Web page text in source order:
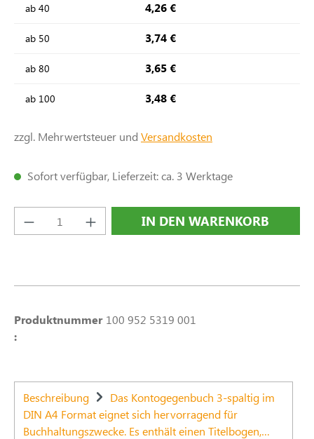
ab 40 4,26 €
ab 50 3,74 €
ab 80 3,65 €
ab 100 3,48 €
zzgl. Mehrwertsteuer und Versandkosten
Sofort verfügbar, Lieferzeit: ca. 3 Werktage
Produkt Anzahl: Gib den gewünschten
IN DEN WARENKORB
Produktnummer
:
100 952 5319 001
Beschreibung
Das Kontogegenbuch 3-spaltig im
DIN A4 Format eignet sich hervorragend für
Buchhaltungszwecke. Es enthält einen Titelbogen,…